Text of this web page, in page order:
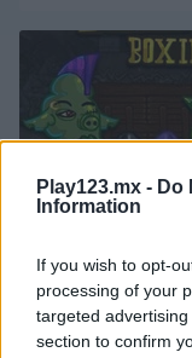
Play123.mx - Do
Information
If you wish to opt-
processing of your
targeted
section to confirm
Troll Boxing
Categorías
juegos de